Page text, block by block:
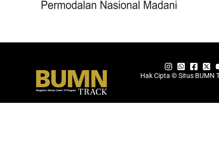
Hak Cipta © Situs BUMN